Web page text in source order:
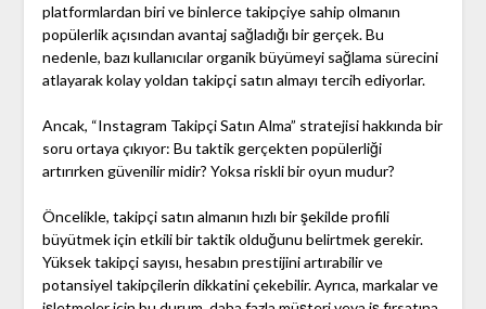
platformlardan biri ve binlerce takipçiye sahip olmanın
popülerlik açısından avantaj sağladığı bir gerçek. Bu
nedenle, bazı kullanıcılar organik büyümeyi sağlama sürecini
atlayarak kolay yoldan takipçi satın almayı tercih ediyorlar.
Ancak, “Instagram Takipçi Satın Alma” stratejisi hakkında bir
soru ortaya çıkıyor: Bu taktik gerçekten popülerliği
artırırken güvenilir midir? Yoksa riskli bir oyun mudur?
Öncelikle, takipçi satın almanın hızlı bir şekilde profili
büyütmek için etkili bir taktik olduğunu belirtmek gerekir.
Yüksek takipçi sayısı, hesabın prestijini artırabilir ve
potansiyel takipçilerin dikkatini çekebilir. Ayrıca, markalar ve